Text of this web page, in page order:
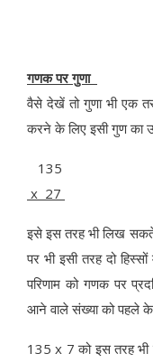
गणक पर गुणा
वैसे देखें तो गुणा भी एक
करने के लिए इसी गुण का
135
x 27
इसे इस तरह भी लिख
पर भी इसी तरह दो
परिणाम को गणक पर
आने वाले संख्या को पहले
135 x 7 को इस तरह